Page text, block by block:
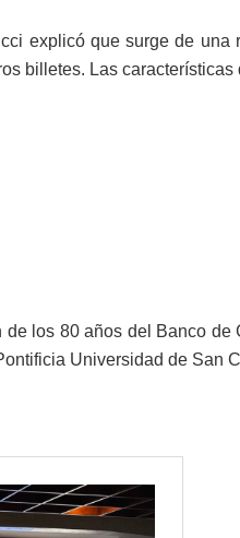
explicó que surge de una
billetes. Las características
los 80 años del Banco
Universidad de San